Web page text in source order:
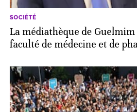
SOCIÉTÉ
La médiathèque de
faculté de médecine et de